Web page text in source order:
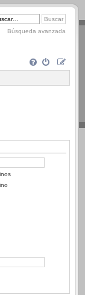
Búsqueda avanzada